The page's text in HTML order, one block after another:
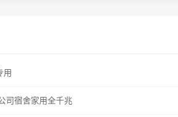
用
司宿舍家用全千兆